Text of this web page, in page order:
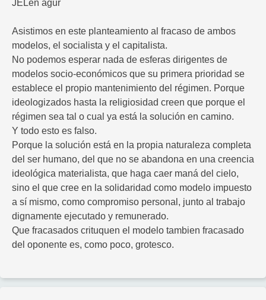
JELen agur
Asistimos en este planteamiento al fracaso de ambos
modelos, el socialista y el capitalista.
No podemos esperar nada de esferas dirigentes de
modelos socio-económicos que su primera prioridad se
establece el propio mantenimiento del régimen. Porque
ideologizados hasta la religiosidad creen que porque el
régimen sea tal o cual ya está la solución en camino.
Y todo esto es falso.
Porque la solución está en la propia naturaleza completa
del ser humano, del que no se abandona en una creencia
ideológica materialista, que haga caer maná del cielo,
sino el que cree en la solidaridad como modelo impuesto
a sí mismo, como compromiso personal, junto al trabajo
dignamente ejecutado y remunerado.
Que fracasados crituquen el modelo tambien fracasado
del oponente es, como poco, grotesco.